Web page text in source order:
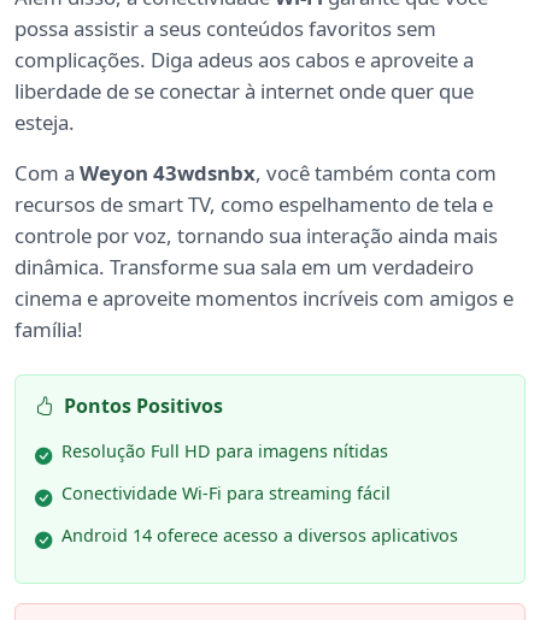
possa assistir a seus conteúdos favoritos sem
complicações. Diga adeus aos cabos e aproveite a
liberdade de se conectar à internet onde quer que
esteja.
Com a Weyon 43wdsnbx, você também conta com
recursos de smart TV, como espelhamento de tela e
controle por voz, tornando sua interação ainda mais
dinâmica. Transforme sua sala em um verdadeiro
cinema e aproveite momentos incríveis com amigos e
família!
Pontos Positivos
Resolução Full HD para imagens nítidas
Conectividade Wi-Fi para streaming fácil
Android 14 oferece acesso a diversos aplicativos